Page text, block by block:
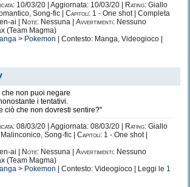
10/03/20 | Aggiornata: 10/03/20 | Rating: Giallo
Song-fic | Capitoli: 1 - One shot | Completa
ai |
Note: Nessuna | Avvertimenti: Nessuno
(Team Magma)
> Pokemon | Contesto: Manga, Videogioco |
non puoi negare
i tentativi.
ciò che non dovresti sentire?"
08/03/20 | Aggiornata: 08/03/20 | Rating: Giallo
Song-fic | Capitoli: 1 - One shot |
ai |
Note: Nessuna | Avvertimenti: Nessuno
(Team Magma)
> Pokemon | Contesto: Videogioco | Leggi le 1